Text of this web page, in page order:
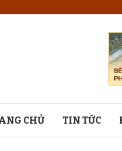
CHỦ TIN TỨC